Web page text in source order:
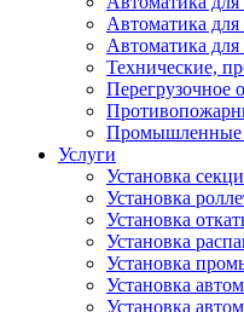
Автоматика
Автоматика для
Технические,
Перегрузочное
Промышленные
Услуги
Установка
Установка
Установка
Установка
Установка
Установка
Установка